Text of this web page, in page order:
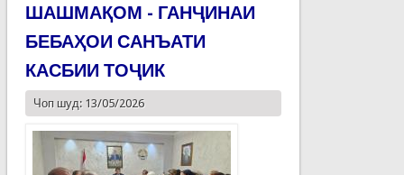
ШАШМАҚОМ - ГАНҶИНАИ
БЕБАҲОИ САНЪАТИ
КАСБИИ ТОҶИК
Чоп шуд: 13/05/2026